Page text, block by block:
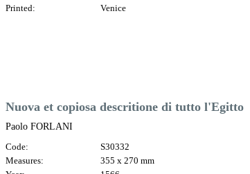
Printed:
Venice
Nuova et copiosa descritione di tutto l'Egitto
Paolo FORLANI
Code:
S30332
Measures:
355 x 270 mm